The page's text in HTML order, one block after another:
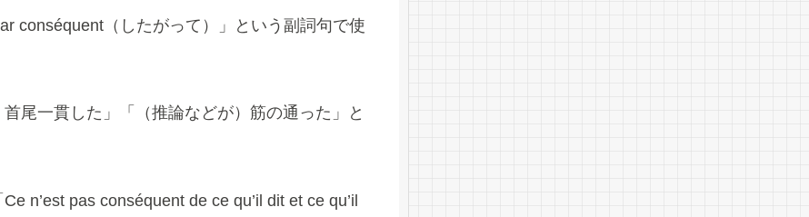
conséquent（したがって）」という副詞句で使
尾一貫した」「（推論などが）筋の通った」と
n’est pas conséquent de ce qu’il dit et ce qu’il